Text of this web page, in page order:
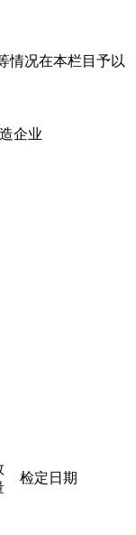
情况在本栏目予以
企业
检定日期